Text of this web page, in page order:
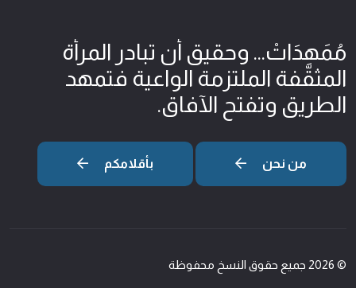
مُمَهِدَاتْ... وحقيق أن تبادر المرأة
المثقّفة الملتزمة الواعية فتمهد
الطريق وتفتح الآفاق.
من نحن بأقلامكم
© 2026 جميع حقوق النسخ محفوظة